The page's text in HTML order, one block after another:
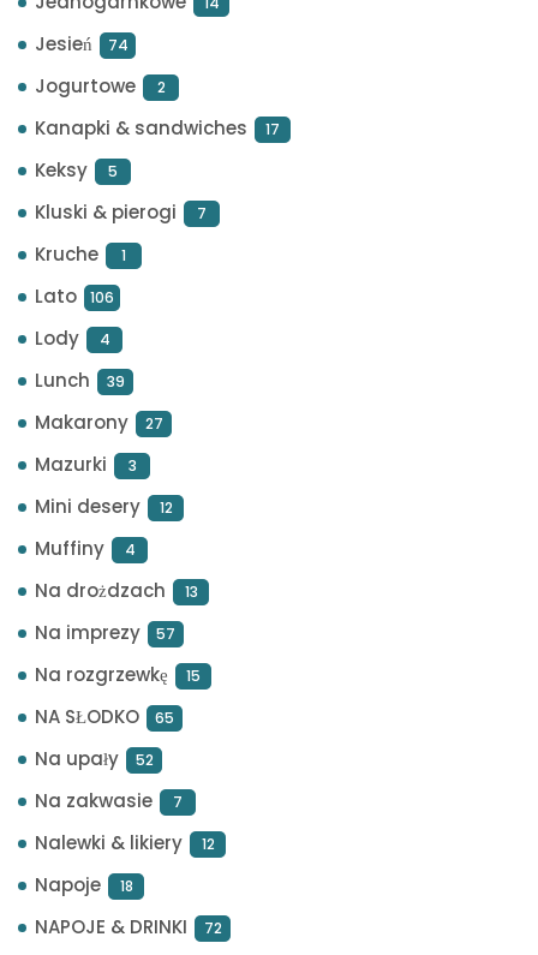
Jesień 74
Jogurtowe 2
Kanapki & sandwiches 17
Keksy 5
Kluski & pierogi 7
Kruche 1
Lato 106
Lody 4
Lunch 39
Makarony 27
Mazurki 3
Mini desery 12
Muffiny 4
Na drożdzach 13
Na imprezy 57
Na rozgrzewkę 15
NA SŁODKO 65
Na upały 52
Na zakwasie 7
Nalewki & likiery 12
Napoje 18
NAPOJE & DRINKI 72